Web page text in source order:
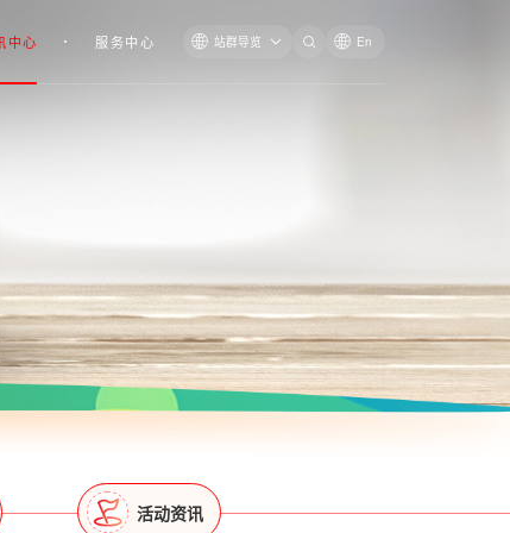
中心 服务中心 站群导览 En
活动资讯